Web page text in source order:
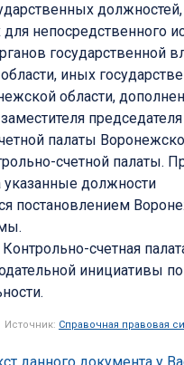
должностей,
непосредственного
государственной
иных
области, дополнен
председателя
палаты
счетной палаты.
указанные должности
постановлением
счетная
инициативы
Источник: Справочная правовая